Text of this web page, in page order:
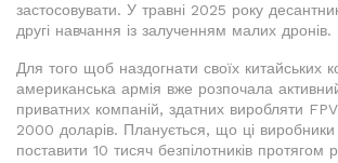
застосовувати. У травні 2025 року
другі навчання із залученням малих дронів.
Для того щоб наздогнати своїх китайських
американська армія вже розпочала
приватних компаній, здатних виробляти
2000 доларів. Планується, що ці
поставити 10 тисяч безпілотників протягом